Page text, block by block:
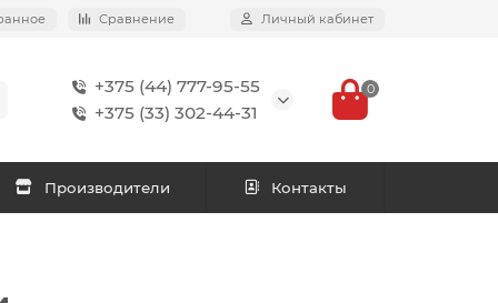
Сравнение Личный кабинет
+375 (44) 777-95-55
+375 (33) 302-44-31
0
Производители Контакты